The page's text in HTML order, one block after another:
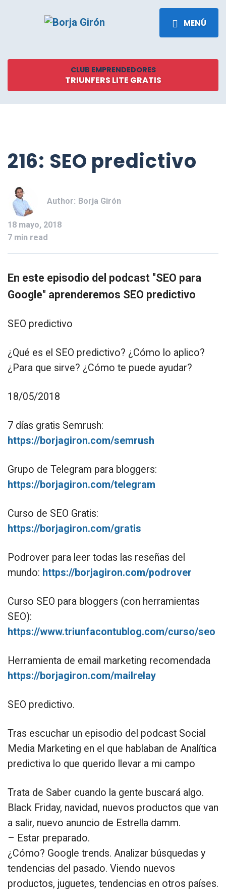
MENÚ
CLUB EMPRENDEDORES
TRIUNFERS LITE GRATIS
216: SEO predictivo
Author: Borja Girón
18 mayo, 2018
7 min read
En este episodio del podcast "SEO para
Google" aprenderemos SEO predictivo
SEO predictivo
¿Qué es el SEO predictivo? ¿Cómo lo aplico?
¿Para que sirve? ¿Cómo te puede ayudar?
18/05/2018
7 días gratis Semrush:
https://borjagiron.com/semrush
Grupo de Telegram para bloggers:
https://borjagiron.com/telegram
Curso de SEO Gratis:
https://borjagiron.com/gratis
Podrover para leer todas las reseñas del
mundo: https://borjagiron.com/podrover
Curso SEO para bloggers (con herramientas
SEO):
https://www.triunfacontublog.com/curso/seo
Herramienta de email marketing recomendada
https://borjagiron.com/mailrelay
SEO predictivo.
Tras escuchar un episodio del podcast Social
Media Marketing en el que hablaban de Analítica
predictiva lo que querido llevar a mi campo
Trata de Saber cuando la gente buscará algo.
Black Friday, navidad, nuevos productos que van
a salir, nuevo anuncio de Estrella damm.
– Estar preparado.
¿Cómo? Google trends. Analizar búsquedas y
tendencias del pasado. Viendo nuevos
productos, juguetes, tendencias en otros países.